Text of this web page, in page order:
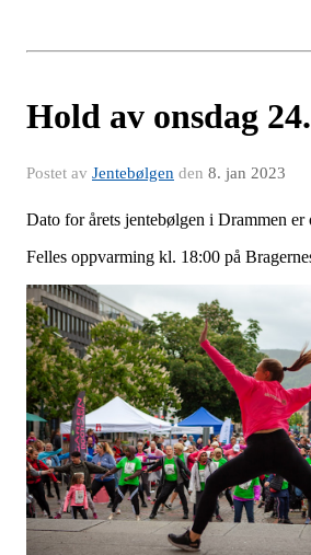
Hold av onsdag
Postet av Jentebølgen den 8. jan 2023
Dato for årets jentebølgen i Drammen er
Felles oppvarming kl. 18:00 på